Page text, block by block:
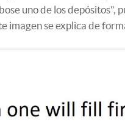
uno de los depósitos",
imagen se explica de